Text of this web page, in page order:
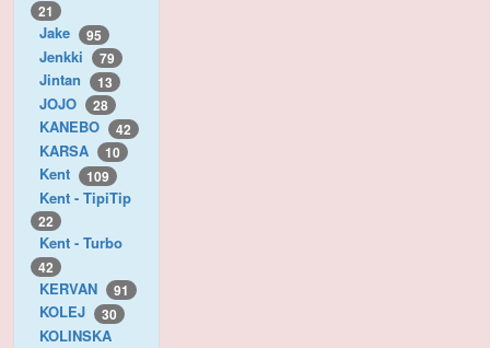
21
Jake 95
Jenkki 79
Jintan 13
JOJO 28
KANEBO 42
KARSA 10
Kent 109
Kent - TipiTip
22
Kent - Turbo
42
KERVAN 91
KOLEJ 30
KOLINSKA